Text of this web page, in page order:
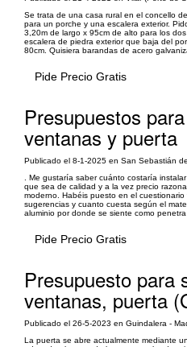
Se trata de una casa rural en el concello
para un porche y una escalera exterior.
3,20m de largo x 95cm de alto para los
escalera de piedra exterior que baja del
80cm. Quisiera barandas de acero
Pide Precio Gratis
Presupuestos
ventanas y puerta
Publicado el 8-1-2025 en San Sebastián
. Me gustaría saber cuánto costaría
que sea de calidad y a la vez precio
moderno. Habéis puesto en el
sugerencias y cuanto cuesta según el
aluminio por donde se siente como
Pide Precio Gratis
Presupuesto para
ventanas, puerta
Publicado el 26-5-2023 en Guindalera -
La puerta se abre actualmente mediante